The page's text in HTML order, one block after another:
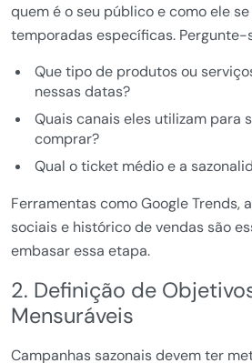
quem é o seu público e como ele
temporadas específicas. Pergunte-
Que tipo de produtos ou
nessas datas?
Quais canais eles utilizam para
comprar?
Qual o ticket médio e a
Ferramentas como Google Trends,
sociais e histórico de vendas são
embasar essa etapa.
2. Definição de
Mensuráveis
Campanhas sazonais devem ter